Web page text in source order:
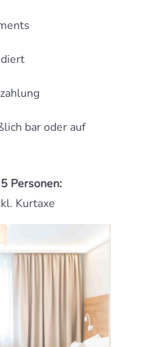
bar oder auf
Personen:
Kurtaxe